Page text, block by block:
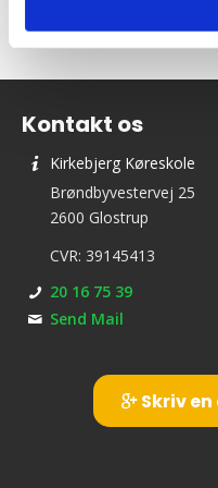
Kontakt os
Kirkebjerg Køreskole
Brøndbyvestervej 25
2600 Glostrup
CVR: 39145413
20 16 75 39
Send Mail
Skriv